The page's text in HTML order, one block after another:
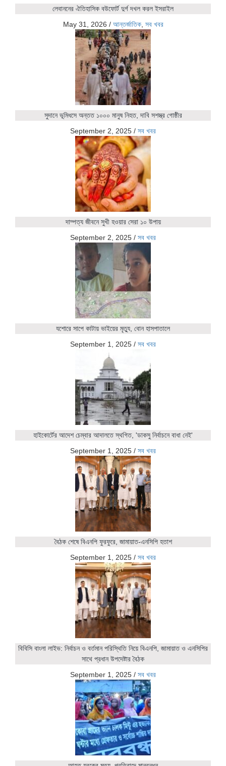
লেবাননের ঐতিহাসিক বউফোর্ট দুর্গ দখল করল ইসরাইল
May 31, 2026 / আন্তর্জাতিক, সব খবর
সুদানে ভূমিধসে অন্তত ১০০০ মানুষ নিহত, দাবি সশস্ত্র গোষ্ঠীর
September 2, 2025 / সব খবর
দাম্পত্য জীবনে সুখী হওয়ার সেরা ১০ উপায়
September 2, 2025 / সব খবর
যশোরে সাপে কাটায় ভাইয়ের মৃত্যু, বোন হাসপাতালে
September 1, 2025 / সব খবর
হাইকোর্টের আদেশ চেম্বার আদালতে স্থগিত, 'ডাকসু নির্বাচনে বাধা নেই'
September 1, 2025 / সব খবর
বৈঠক শেষে বিএনপি ফুরফুরে, জামায়াত-এনসিপি হতাশ
September 1, 2025 / সব খবর
বিবিসি বাংলা লাইভ: নির্বাচন ও বর্তমান পরিস্থিতি নিয়ে বিএনপি, জামায়াত ও এনসিপির
সাথে প্রধান উপদেষ্টার বৈঠক
September 1, 2025 / সব খবর